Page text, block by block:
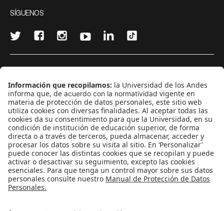
SÍGUENOS
CONTÁCTANOS
cerosetenta@uniandes.edu.co
BOGOTÁ, COLOMBIA
NEWSLETTER